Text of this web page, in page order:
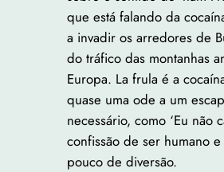
que está falando da
a invadir os arredores de
do tráfico das montanhas
Europa. La frula é a
quase uma ode a um
necessário, como ‘Eu não
confissão de ser humano
pouco de diversão.